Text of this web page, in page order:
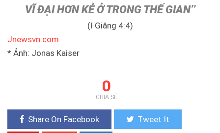
VĨ ĐẠI HƠN KẺ Ở TRONG THẾ GIAN’’
(I Giăng 4:4)
Jnewsvn.com
* Ảnh: Jonas Kaiser
0
CHIA SẺ
Share On Facebook Tweet It